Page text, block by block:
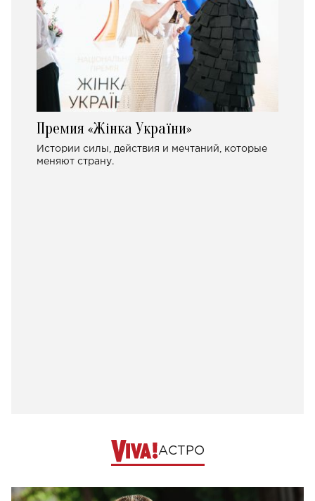
Премия «Жінка України»
Истории силы, действия и мечтаний, которые
меняют страну.
АСТРО